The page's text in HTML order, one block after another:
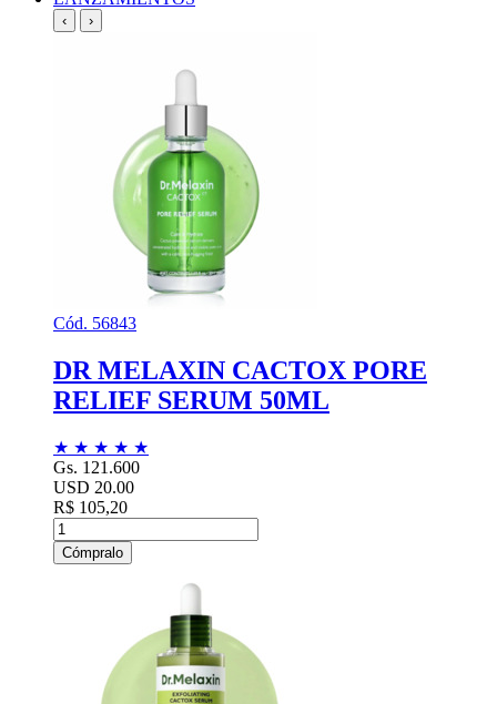
‹ ›
Cód. 56843
DR MELAXIN CACTOX PORE
RELIEF SERUM 50ML
★ ★ ★ ★ ★
Gs. 121.600
USD 20.00
R$ 105,20
Cómpralo